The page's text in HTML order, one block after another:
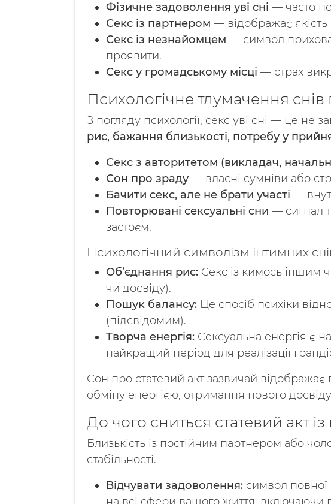
Фізичне задоволення уві сні — часто
Секс із партнером — відображає якість
Секс із незнайомцем — символ
проявити.
Секс у громадському місці — страх
Психологічне тлумачення снів
З погляду психології, секс уві сні — це не
рис, бажання близькості, потребу у
Секс з авторитетом (викладач,
Сон про зраду — власні сумніви або
Бачити секс, але не брати участі —
Повторювані сексуальні сни — сигнал
застоєм.
Психологічний символізм інтимних
Об’єднання рис: Секс із кимось іншим
чи досвіду).
Пошук балансу: Це спосіб психіки
(підсвідомим).
Творча енергія: Сексуальна енергія є
найкращий період для реалізації
Сон про статевий акт зазвичай
обміну енергією, отримання нового
До чого сниться статевий акт
Близькість із постійним партнером або
стабільності.
Відчувати задоволення: символ повної